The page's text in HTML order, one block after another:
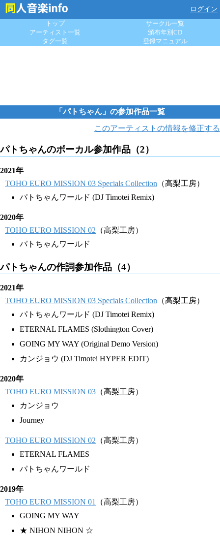
ログイン
トップ
サークル一覧
アーティスト一覧
頒布年別CD
タグ一覧
登録マニュアル
「パトちゃん」の参加作品一覧
このアーティストの情報を修正する
パトちゃんのボーカル参加作品（2）
2021年
TOHO EURO MISSION 03 Specials Collection （高梨工房）
パトちゃんワールド (DJ Timotei Remix)
2020年
TOHO EURO MISSION 02 （高梨工房）
パトちゃんワールド
パトちゃんの作詞参加作品（4）
2021年
TOHO EURO MISSION 03 Specials Collection （高梨工房）
パトちゃんワールド (DJ Timotei Remix)
ETERNAL FLAMES (Slothington Cover)
GOING MY WAY (Original Demo Version)
カンジョウ (DJ Timotei HYPER EDIT)
2020年
TOHO EURO MISSION 03 （高梨工房）
カンジョウ
Journey
TOHO EURO MISSION 02 （高梨工房）
ETERNAL FLAMES
パトちゃんワールド
2019年
TOHO EURO MISSION 01
（高梨工房）
GOING MY WAY
★ NIHON NIHON ☆